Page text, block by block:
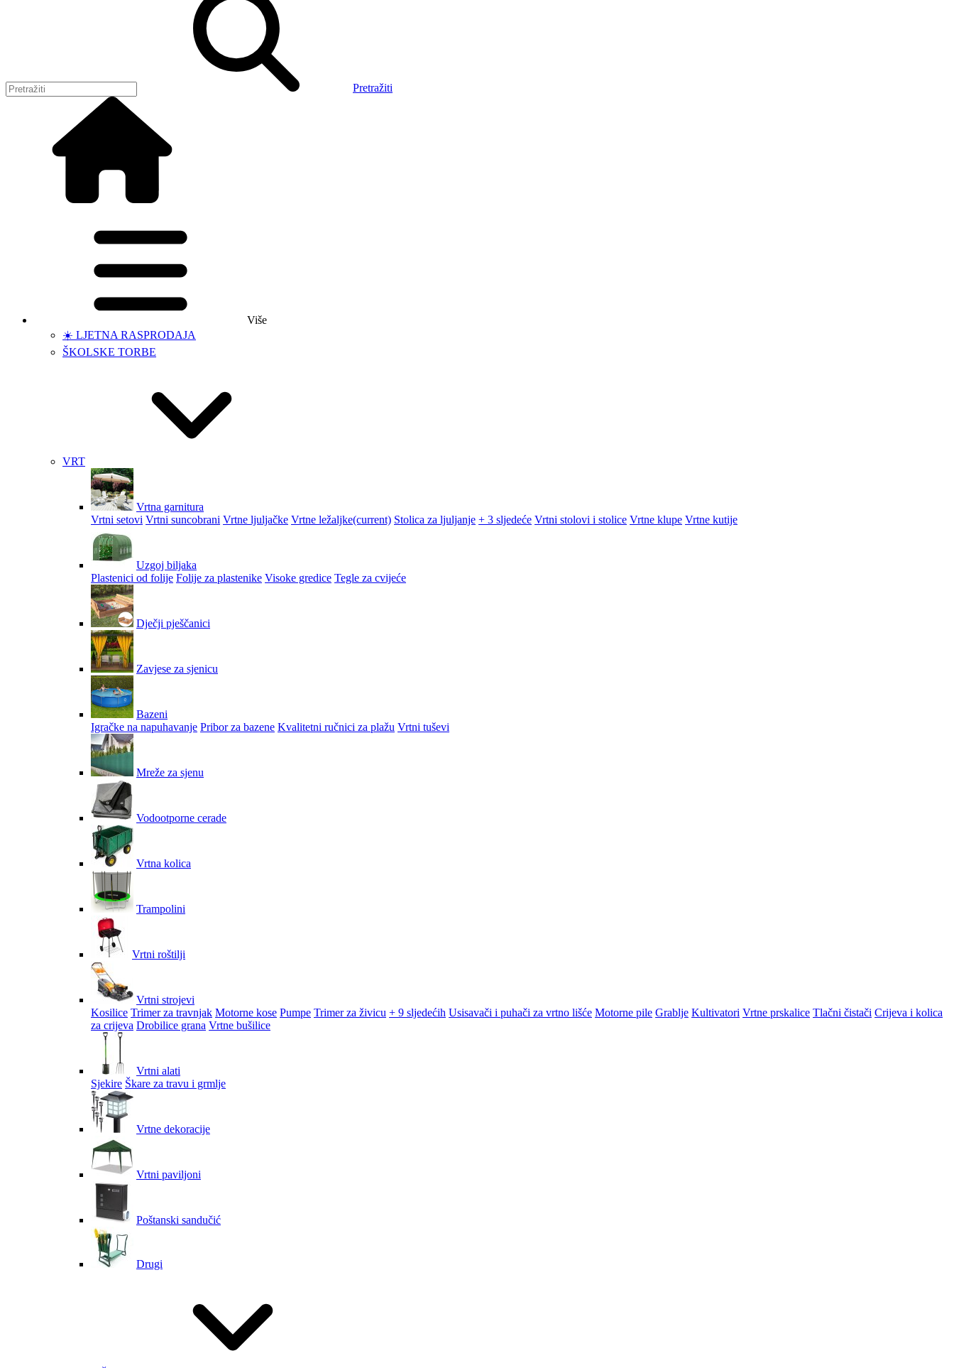
Pretražiti
Više
☀️ LJETNA RASPRODAJA
ŠKOLSKE TORBE
VRT
Vrtna garnitura
Vrtni setovi Vrtni suncobrani Vrtne ljuljačke Vrtne ležaljke(current) Stolica za ljuljanje + 3 sljedeće Vrtni stolovi i stolice Vrtne klupe Vrtne kutije
Uzgoj biljaka
Plastenici od folije Folije za plastenike Visoke gredice Tegle za cvijeće
Dječji pješčanici
Zavjese za sjenicu
Bazeni
Igračke na napuhavanje Pribor za bazene Kvalitetni ručnici za plažu Vrtni tuševi
Mreže za sjenu
Vodootporne cerade
Vrtna kolica
Trampolini
Vrtni roštilji
Vrtni strojevi
Kosilice Trimer za travnjak Motorne kose Pumpe Trimer za živicu + 9 sljedećih Usisavači i puhači za vrtno lišće Motorne pile Grablje Kultivatori Vrtne prskalice Tlačni čistači Crijeva i kolica
za crijeva Drobilice grana Vrtne bušilice
Vrtni alati
Sjekire Škare za travu i grmlje
Vrtne dekoracije
Vrtni paviljoni
Poštanski sandučić
Drugi